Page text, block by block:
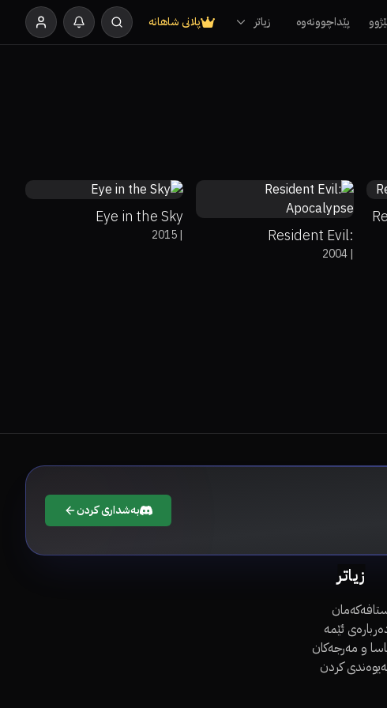
پێداچوونەوە زیاتر پلانی شاهانە
Resident Evil:
Apocalypse|
2004
Eye in the Sky
|
2015
بەشداری کردن
زیاتر
ئێمە
و مەرجەکان
کردن